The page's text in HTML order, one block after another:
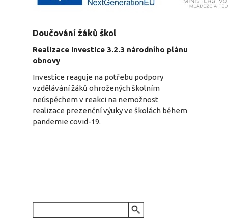
Doučování žáků škol
Realizace investice 3.2.3 národního plánu
obnovy
Investice reaguje na potřebu podpory
vzdělávání žáků ohrožených školním
neúspěchem v reakci na nemožnost
realizace prezenční výuky ve školách během
pandemie covid-19.